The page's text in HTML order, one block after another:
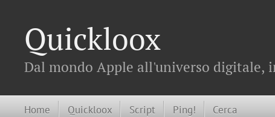
Quickloox
Dal mondo Apple all'universo digitale,
Home Quickloox Script Ping! Cerca